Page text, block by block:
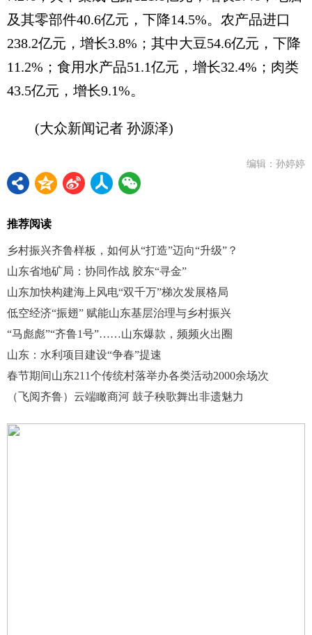
及其零部件40.6亿元，下降14.5%。农产品进口
238.2亿元，增长3.8%；其中大豆54.6亿元，下降
11.2%；食用水产品51.1亿元，增长32.4%；肉类
43.5亿元，增长9.1%。
(大众新闻记者 孙源泽)
编辑：孙婷婷
推荐阅读
乡村振兴齐鲁样板，如何从“打造”迈向“升级”？
山东省地矿局：协同作战 胶东“寻金”
山东加快构建海上风电“双千万”梯次发展格局
低空经济“振翅” 赋能山东基层治理与乡村振兴
“马彪彪”“齐鲁1号”……山东爆款，频频火出圈
山东：水利项目建设“争春”提速
春节期间山东211个传统村落举办各类活动2000余场次
（飞阅齐鲁）云端瞰商河 鼓子秧歌舞出非遗魅力